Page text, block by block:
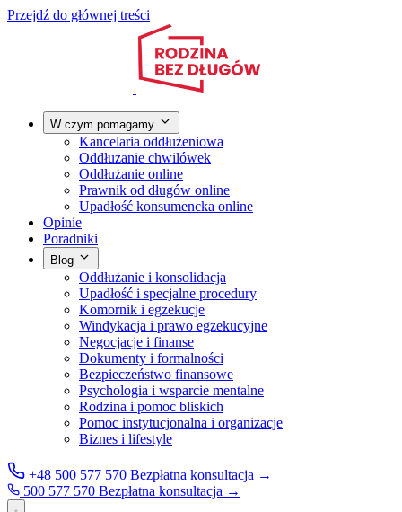
Przejdź do głównej treści
W czym pomagamy
Kancelaria oddłużeniowa
Oddłużanie chwilówek
Oddłużanie online
Prawnik od długów online
Upadłość konsumencka online
Opinie
Poradniki
Blog
Oddłużanie i konsolidacja
Upadłość i specjalne procedury
Komornik i egzekucje
Windykacja i prawo egzekucyjne
Negocjacje i finanse
Dokumenty i formalności
Bezpieczeństwo finansowe
Psychologia i wsparcie mentalne
Rodzina i pomoc bliskich
Pomoc instytucjonalna i organizacje
Biznes i lifestyle
+48 500 577 570 Bezpłatna konsultacja →
500 577 570 Bezpłatna konsultacja →